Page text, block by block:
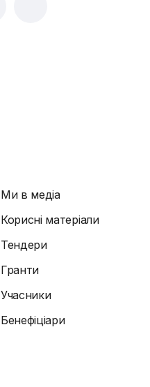
Ми в медіа
Корисні матеріали
Тендери
Гранти
Учасники
Бенефіціари